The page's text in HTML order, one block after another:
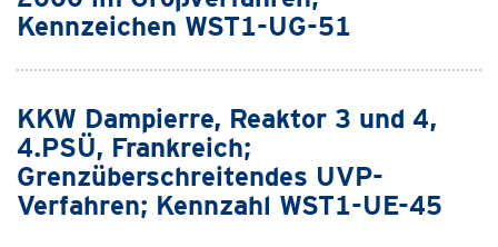
Kennzeichen WST1-UG-51
KKW Dampierre, Reaktor 3 und 4,
4.PSÜ, Frankreich;
Grenzüberschreitendes UVP-
Verfahren; Kennzahl WST1-UE-45